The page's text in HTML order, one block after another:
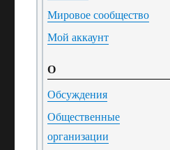
Мировое сообщество
Мой аккаунт
О
Обсуждения
Общественные
организации